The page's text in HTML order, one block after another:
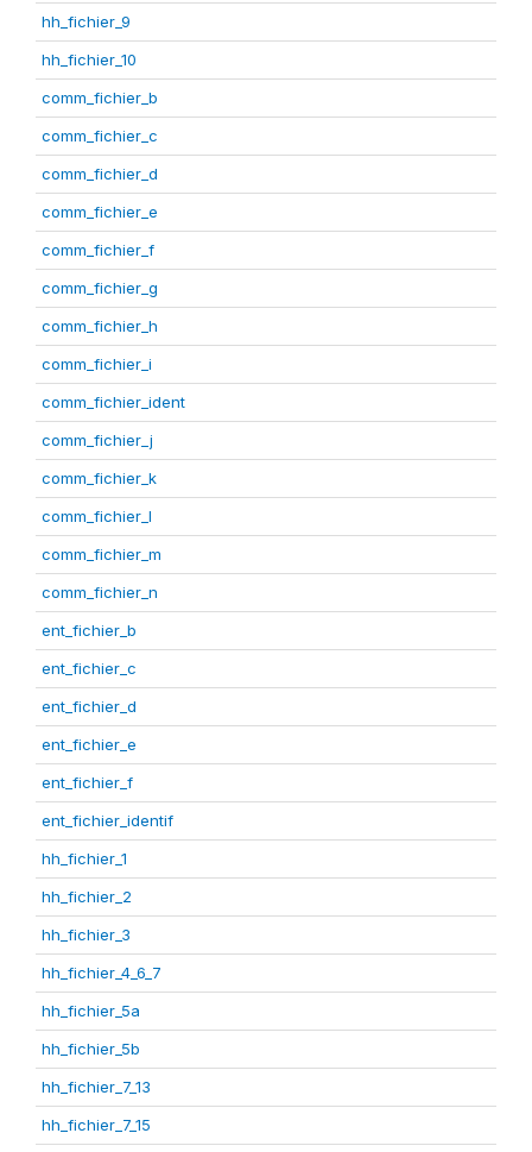
hh_fichier_9
hh_fichier_10
comm_fichier_b
comm_fichier_c
comm_fichier_d
comm_fichier_e
comm_fichier_f
comm_fichier_g
comm_fichier_h
comm_fichier_i
comm_fichier_ident
comm_fichier_j
comm_fichier_k
comm_fichier_l
comm_fichier_m
comm_fichier_n
ent_fichier_b
ent_fichier_c
ent_fichier_d
ent_fichier_e
ent_fichier_f
ent_fichier_identif
hh_fichier_1
hh_fichier_2
hh_fichier_3
hh_fichier_4_6_7
hh_fichier_5a
hh_fichier_5b
hh_fichier_7_13
hh_fichier_7_15